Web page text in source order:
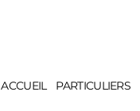
ACCUEIL PARTICULIERS